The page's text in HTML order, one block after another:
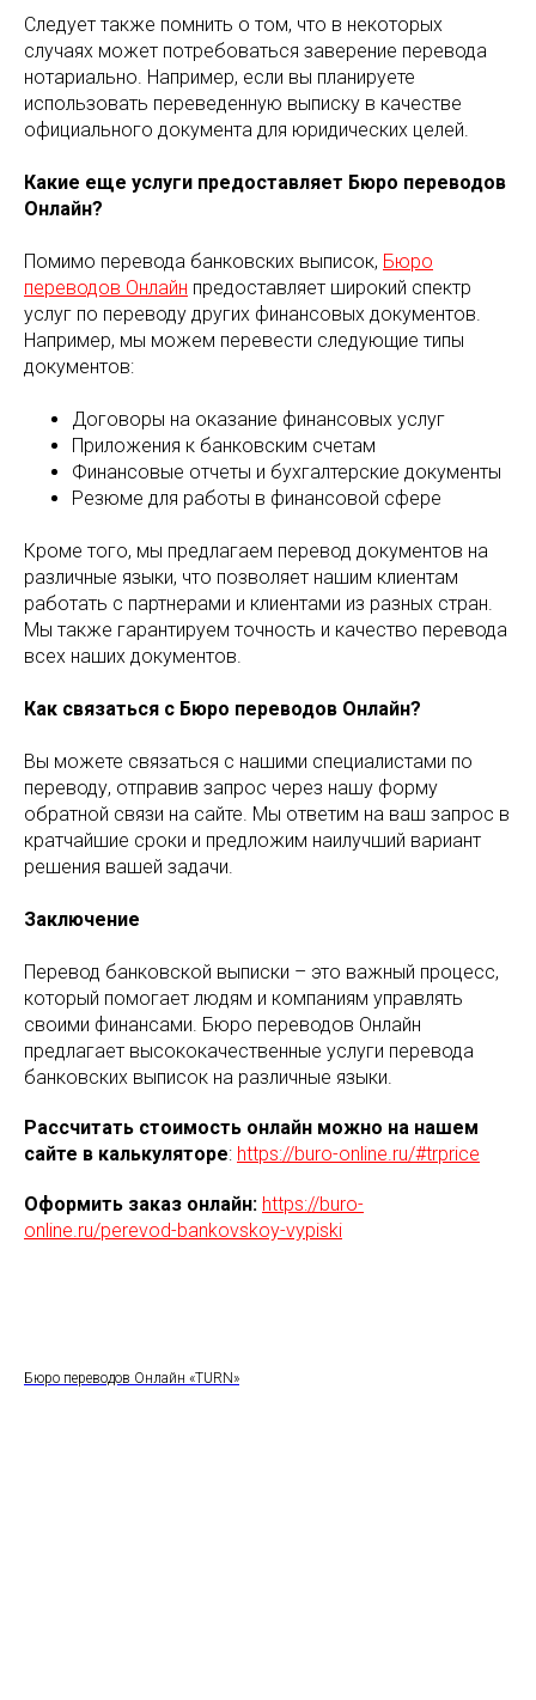
Следует также помнить о том, что в некоторых
случаях может потребоваться заверение перевода
нотариально. Например, если вы планируете
использовать переведенную выписку в качестве
официального документа для юридических целей.
Какие еще услуги предоставляет Бюро переводов
Онлайн?
Помимо перевода банковских выписок, Бюро
переводов Онлайн предоставляет широкий спектр
услуг по переводу других финансовых документов.
Например, мы можем перевести следующие типы
документов:
Договоры на оказание финансовых услуг
Приложения к банковским счетам
Финансовые отчеты и бухгалтерские документы
Резюме для работы в финансовой сфере
Кроме того, мы предлагаем перевод документов на
различные языки, что позволяет нашим клиентам
работать с партнерами и клиентами из разных стран.
Мы также гарантируем точность и качество перевода
всех наших документов.
Как связаться с Бюро переводов Онлайн?
Вы можете связаться с нашими специалистами по
переводу, отправив запрос через нашу форму
обратной связи на сайте. Мы ответим на ваш запрос в
кратчайшие сроки и предложим наилучший вариант
решения вашей задачи.
Заключение
Перевод банковской выписки – это важный процесс,
который помогает людям и компаниям управлять
своими финансами. Бюро переводов Онлайн
предлагает высококачественные услуги перевода
банковских выписок на различные языки.
Рассчитать стоимость онлайн можно на нашем
сайте в калькуляторе: https://buro-online.ru/#trprice
Оформить заказ онлайн: https://buro-
online.ru/perevod-bankovskoy-vypiski
Бюро переводов Онлайн «TURN»